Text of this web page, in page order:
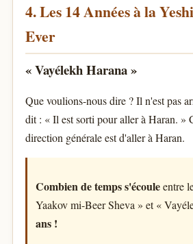
4. Les 14 Années à la
Ever
« Vayélekh Harana »
Que voulions-nous dire ? Il n'est pas
dit : « Il est sorti pour aller à Haran. »
direction générale est d'aller à Haran.
Combien de temps s'écouleentre
Yaakov mi-Beer Sheva » et «
ans !